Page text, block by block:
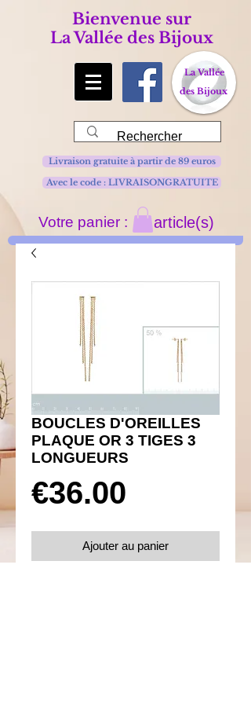
Bienvenue sur
La Vallée des Bijoux
La Vallée
des Bijoux
Avec le code : LIVRAISONGRATUITE
Livraison gratuite à partir de 89 euros
Votre panier : article(s)
BOUCLES D'OREILLES
PLAQUE OR 3 TIGES 3
LONGUEURS
€36.00
Ajouter au panier